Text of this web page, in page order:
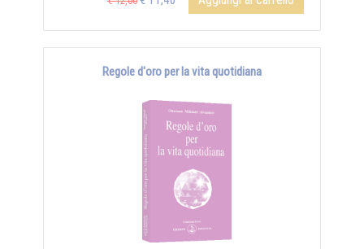
Regole d'oro per la vita quotidiana